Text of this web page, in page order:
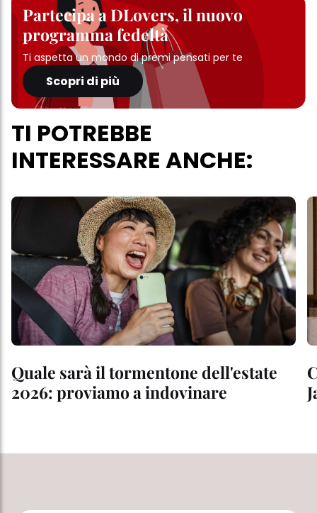
Partecipa a DLovers, il nuovo
programma fedeltà
Ti aspetta un mondo di premi pensati per te
Scopri di più
TI POTREBBE
INTERESSARE ANCHE:
Quale sarà il tormentone dell'estate
2026: proviamo a indovinare